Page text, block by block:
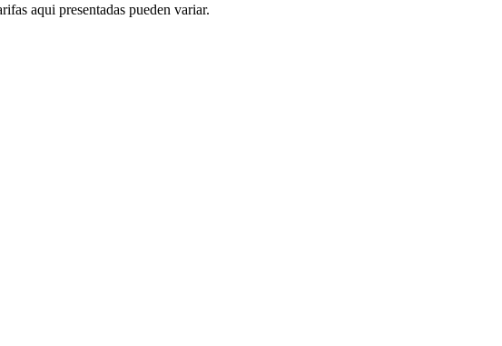
aqui presentadas pueden variar.